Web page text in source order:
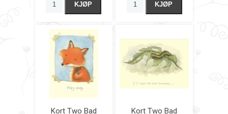
KJØP KJØP
Kort Two Bad
Kort Two Bad